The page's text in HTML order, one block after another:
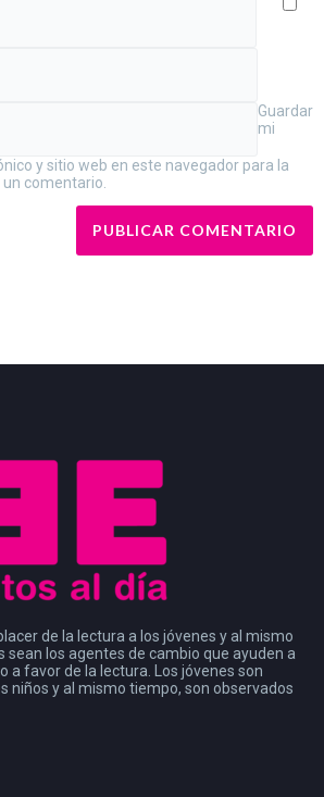
Guardar
mi
y sitio web en este navegador para la
comentario.
de la lectura a los jóvenes y al mismo
sean los agentes de cambio que ayuden a
a favor de la lectura. Los jóvenes son
niños y al mismo tiempo, son observados